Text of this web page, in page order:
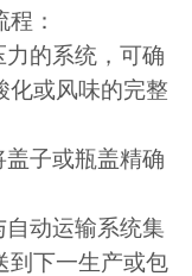
：
的系统，可确
化或风味的完整
子或瓶盖精确
动运输系统集
到下一生产或包